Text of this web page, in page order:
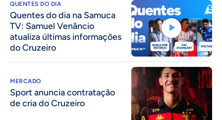
QUENTES DO DIA
Quentes do dia na Samuca
TV: Samuel Venâncio
atualiza últimas informações
do Cruzeiro
MERCADO
Sport anuncia contratação
de cria do Cruzeiro